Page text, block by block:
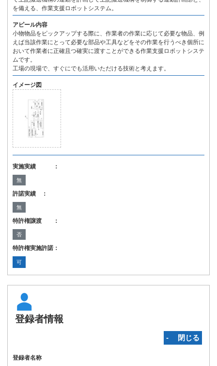
を備える、作業支援ロボットシステム。
アピール内容
小物物品をピックアップする際に、作業者の作業に応じて必要な物品、例
えば当該作業にとって必要な部品や工具などをその作業を行うべき個所に
おいて作業者に正確且つ確実に渡すことができる作業支援ロボットシステ
ムです。
工場の現場で、すぐにでも活用いただける技術と考えます。
イメージ図
実施実績 ：
無
許諾実績 ：
無
特許権譲渡 ：
否
特許権実施許諾：
可
登録者情報
‐ 閉じる
登録者名称